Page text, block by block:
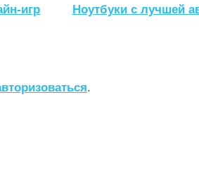
игр Ноутбуки с лучшей
.